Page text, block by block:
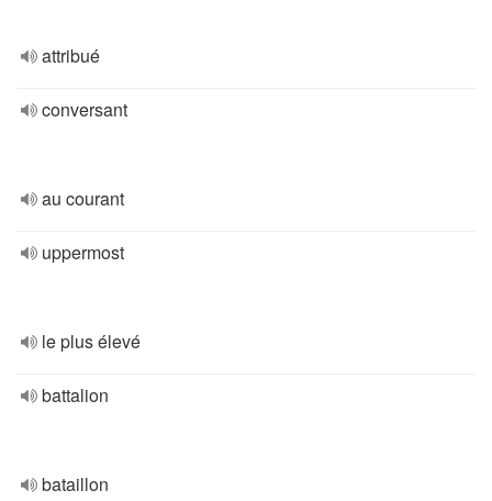
attribué
conversant
au courant
uppermost
le plus élevé
battalion
bataillon